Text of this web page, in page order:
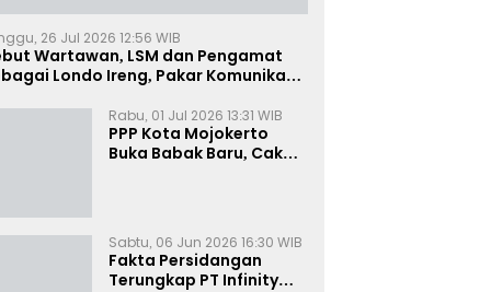
26 Jul 2026 12:56 WIB
Wartawan, LSM dan Pengamat
Londo Ireng, Pakar Komunikasi:
Rabu, 01 Jul 2026 13:31 WIB
PPP Kota Mojokerto
Buka Babak Baru, Cak
Sabtu, 06 Jun 2026 16:30 WIB
Fakta Persidangan
Terungkap PT Infinity